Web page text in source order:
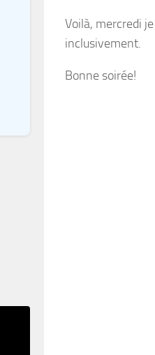
Voilà, mercredi
inclusivement.
Bonne soirée!